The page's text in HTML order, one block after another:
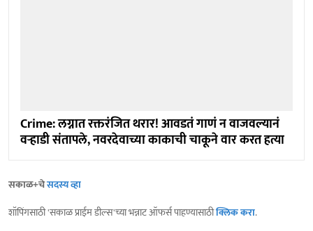
Crime: लग्नात रक्तरंजित थरार! आवडतं गाणं न वाजवल्यानं
वऱ्हाडी संतापले, नवरदेवाच्या काकाची चाकूने वार करत हत्या
सकाळ+चेसदस्य व्हा
शॉपिंगसाठी 'सकाळ प्राईम डील्स'च्या भन्नाट ऑफर्स पाहण्यासाठीक्लिक करा.